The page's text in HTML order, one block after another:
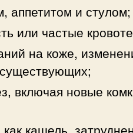
и стулом;
или частые
на коже,
включая новые
кашель,